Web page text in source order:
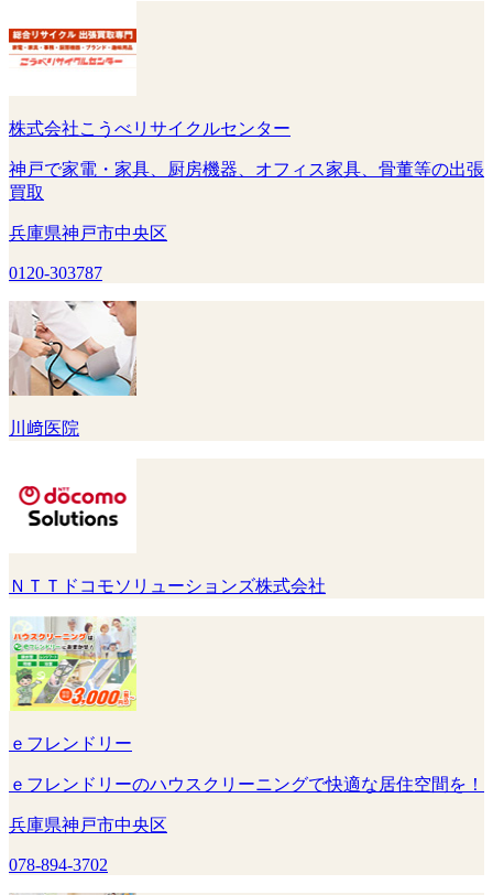
株式会社こうべリサイクルセンター
神戸で家電・家具、厨房機器、オフィス家具、骨董等の出張
買取
兵庫県神戸市中央区
0120-303787
川﨑医院
ＮＴＴドコモソリューションズ株式会社
ｅフレンドリー
ｅフレンドリーのハウスクリーニングで快適な居住空間を！
兵庫県神戸市中央区
078-894-3702